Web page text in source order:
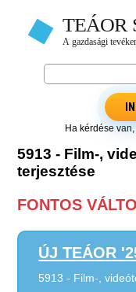
Ha kérdése
5913 - Film-,
terjesztése
FONTOS
ÚJ TEÁOR
5913 - Film-,